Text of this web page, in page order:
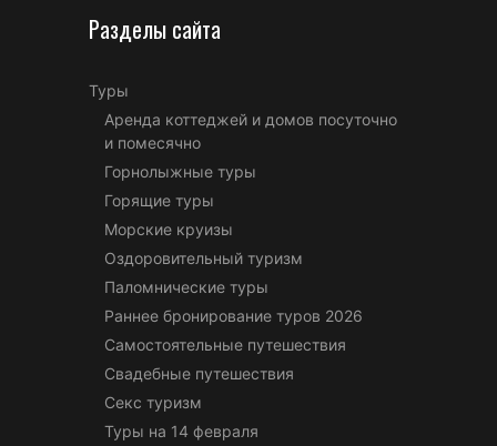
Разделы сайта
Туры
Аренда коттеджей и домов посуточно
и помесячно
Горнолыжные туры
Горящие туры
Морские круизы
Оздоровительный туризм
Паломнические туры
Раннее бронирование туров 2026
Самостоятельные путешествия
Свадебные путешествия
Секс туризм
Туры на 14 февраля